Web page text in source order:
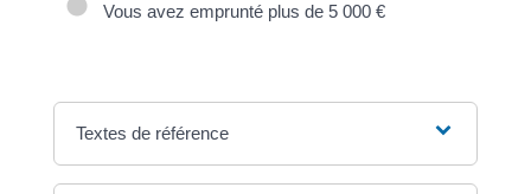
Vous avez emprunté plus de 5 000 €
Textes de référence